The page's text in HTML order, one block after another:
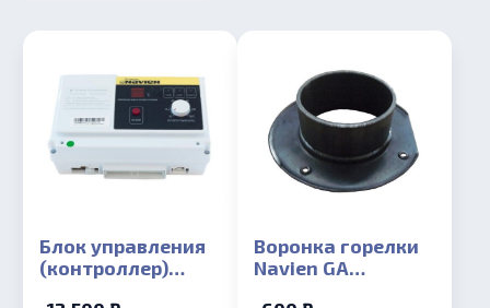
Блок управления
(контроллер)
Воронка горелки
Navien GA